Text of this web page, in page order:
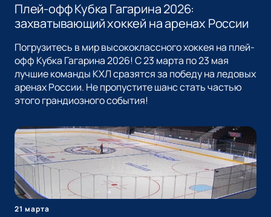
Плей-офф Кубка Гагарина 2026:
захватывающий хоккей на аренах России
Погрузитесь в мир высококлассного хоккея на плей-
офф Кубка Гагарина 2026! С 23 марта по 23 мая
лучшие команды КХЛ сразятся за победу на ледовых
аренах России. Не пропустите шанс стать частью
этого грандиозного события!
21 марта